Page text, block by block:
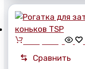
Сравнить